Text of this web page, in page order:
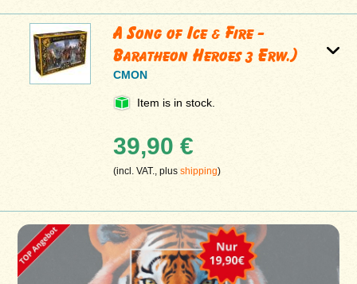
A Song of Ice & Fire -
Baratheon Heroes 3 Erw.)
CMON
Item is in stock.
39,90 €
(incl. VAT., plusshipping)